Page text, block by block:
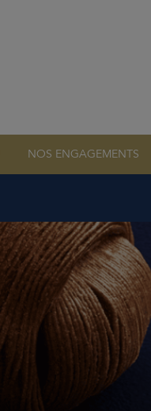
NOS ENGAGEMENTS